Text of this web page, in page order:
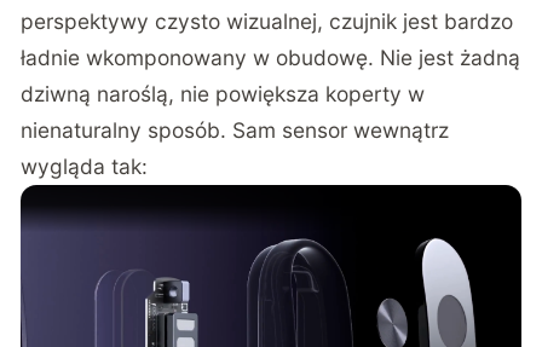
perspektywy czysto wizualnej, czujnik jest bardzo
ładnie wkomponowany w obudowę. Nie jest żadną
dziwną naroślą, nie powiększa koperty w
nienaturalny sposób. Sam sensor wewnątrz
wygląda tak: